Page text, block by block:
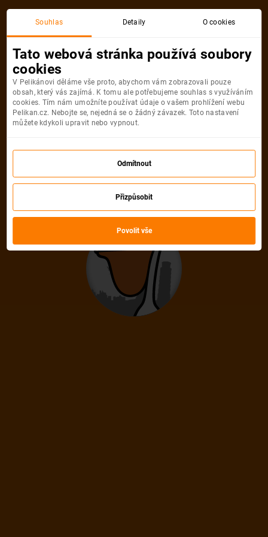
New York Seznam kategorií
Měsíce odletu Počet nocí Všechny filtry
Nejlevněji Prémiové Nejlepší TOP akce
-30%
23 790
New York z Prahy za akční cenu 🔥🗽
3* Hotel
Blízko Centra
Esim Zdarma
Souhlas Detaily O cookies
Tato webová stránka používá soubory
cookies
V Pelikánovi děláme vše proto, abychom vám zobrazovali pouze
obsah, který vás zajímá. K tomu ale potřebujeme souhlas s využíváním
cookies. Tím nám umožníte používat údaje o vašem prohlížení webu
Pelikan.cz. Nebojte se, nejedná se o žádný závazek. Toto nastavení
můžete kdykoli upravit nebo vypnout.
Odmítnout
Přizpůsobit
Povolit vše